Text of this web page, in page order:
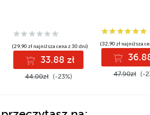
(29,90 zł najniższa cena z 30 dni)
33.88 zł
44.00zł (-23%)
(32,90 zł najniższa
47.90zł (-